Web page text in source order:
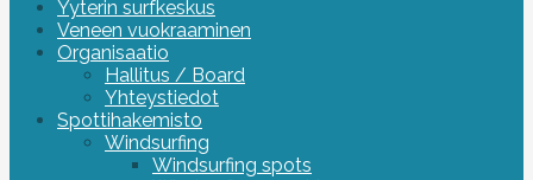
Yyterin surfkeskus
Veneen vuokraaminen
Organisaatio
Hallitus / Board
Yhteystiedot
Spottihakemisto
Windsurfing
Windsurfing spots